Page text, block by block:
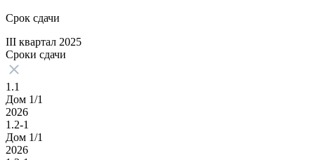
Срок сдачи
III квартал 2025
Сроки сдачи
1.1
Дом 1/1
2026
1.2-1
Дом 1/1
2026